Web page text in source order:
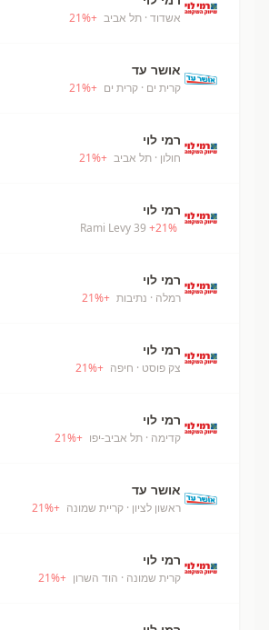
אשדוד · תל אביב +
21%
אושר עד
קרית ים · קרית ים +
21%
רמי לוי
חולון · תל אביב +
21%
רמי לוי
Rami Levy 39 +21%
רמי לוי
רמלה · נתיבות +
21%
רמי לוי
צק פוסט · חיפה +
21%
רמי לוי
קדימה · תל אביב-יפו +
21%
אושר עד
ראשון לציון · קריית שמונה +
21%
רמי לוי
קרית שמונה · הוד השרון +
21%